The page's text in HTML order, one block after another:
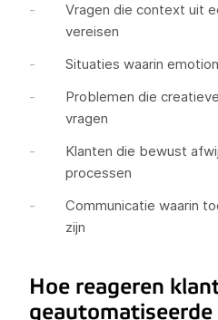
Vragen die context uit
vereisen
Situaties waarin
Problemen die
vragen
Klanten die bewust
processen
Communicatie waarin
zijn
Hoe reageren
geautomatiseerde